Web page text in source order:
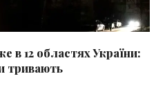
в 12 областях України:
тривають